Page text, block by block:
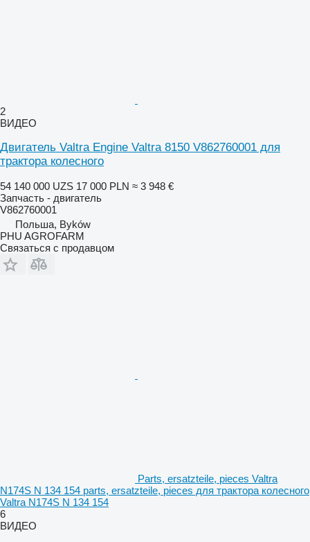
2
ВИДЕО
Двигатель Valtra Engine Valtra 8150 V862760001 для
трактора колесного
54 140 000 UZS 17 000 PLN ≈ 3 948 €
Запчасть - двигатель
V862760001
Польша, Byków
PHU AGROFARM
Связаться с продавцом
Parts, ersatzteile, pieces Valtra
N174S N 134 154 parts, ersatzteile, pieces для трактора колесного
Valtra N174S N 134 154
6
ВИДЕО